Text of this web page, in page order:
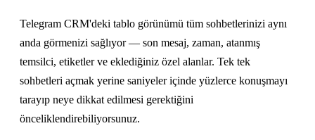
Telegram CRM'deki tablo görünümü tüm sohbetlerinizi aynı
anda görmenizi sağlıyor — son mesaj, zaman, atanmış
temsilci, etiketler ve eklediğiniz özel alanlar. Tek tek
sohbetleri açmak yerine saniyeler içinde yüzlerce konuşmayı
tarayıp neye dikkat edilmesi gerektiğini
önceliklendirebiliyorsunuz.